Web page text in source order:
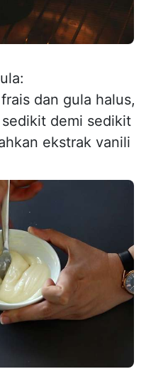
dan gula halus,
demi sedikit
ekstrak vanili